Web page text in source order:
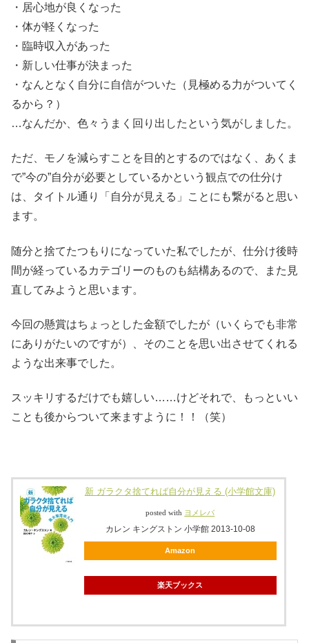
・居心地が良くなった
・体が軽くなった
・臨時収入があった
・新しい仕事が決まった
・なんとなく自分に自信がついた（見極める力がついてく
るから？）
…なんだか、色々うまく回り出したという気がしました。
ただ、モノを減らすことを目的とするのではなく、あくま
で”今の”自分が必要としているかという観点での仕分け
は、タイトル通り「自分が見える」ことにも繋がると思い
ます。
随分と捨てたつもりになっていた私でしたが、仕分け後時
間が経っているカテゴリーのものも結構あるので、また見
直してみようと思います。
今回の懸賞はちょっとした金額でしたが（いくらでも非常
にありがたいのですが）、そのことを思い出させてくれる
ような出来事でした。
スッキリするだけでも嬉しい……けどそれで、もっといい
ことも後からついて来ますように！！（笑）
新 ガラクタ捨てれば自分が見える (小学館文庫)
posted with ヨメレバ
カレン キングストン 小学館 2013-10-08
Amazon
楽天ブックス